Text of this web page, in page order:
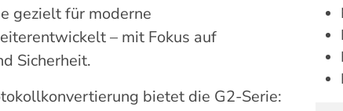
gezielt für moderne
– mit Fokus auf
Sicherheit.
bietet die G2-Serie: